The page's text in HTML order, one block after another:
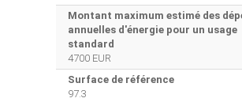
Montant maximum estimé des
annuelles d'énergie pour un usage
standard
4700 EUR
Surface de référence
97.3